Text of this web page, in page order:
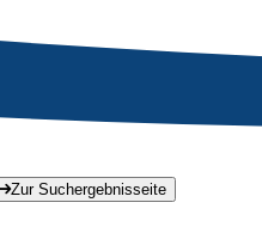
Zur Suchergebnisseite